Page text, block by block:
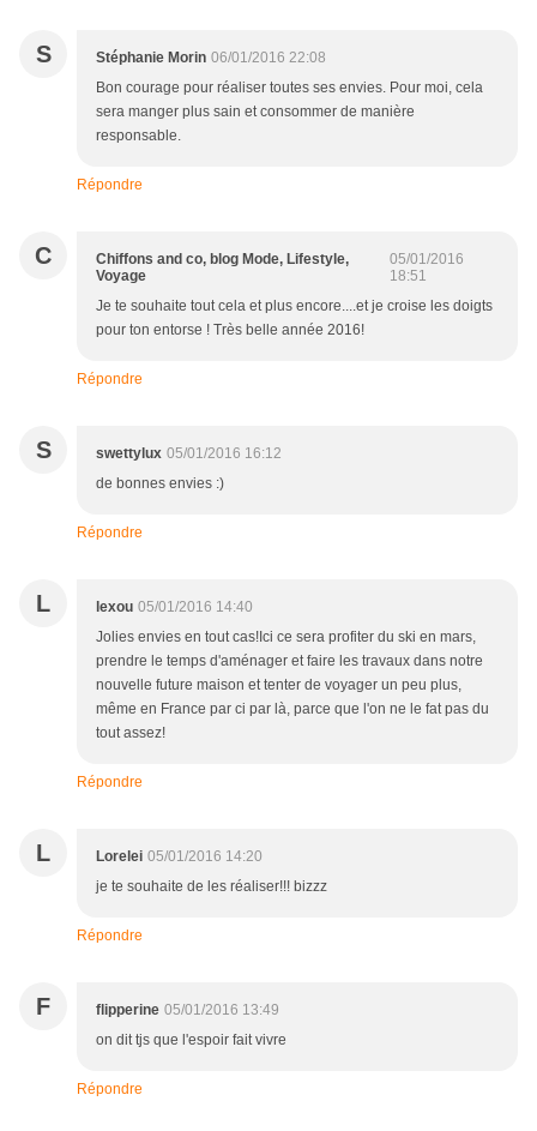
S Stéphanie Morin 06/01/2016 22:08
Bon courage pour réaliser toutes ses envies. Pour moi, cela
sera manger plus sain et consommer de manière
responsable.
Répondre
C
Chiffons and co, blog Mode, Lifestyle,
Voyage
05/01/2016
18:51
Je te souhaite tout cela et plus encore....et je croise les doigts
pour ton entorse ! Très belle année 2016!
Répondre
S swettylux 05/01/2016 16:12
de bonnes envies :)
Répondre
L lexou 05/01/2016 14:40
Jolies envies en tout cas!Ici ce sera profiter du ski en mars,
prendre le temps d'aménager et faire les travaux dans notre
nouvelle future maison et tenter de voyager un peu plus,
même en France par ci par là, parce que l'on ne le fat pas du
tout assez!
Répondre
L Lorelei 05/01/2016 14:20
je te souhaite de les réaliser!!! bizzz
Répondre
F flipperine 05/01/2016 13:49
on dit tjs que l'espoir fait vivre
Répondre